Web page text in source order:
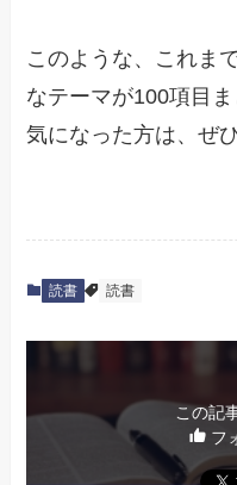
このような、これま
なテーマが100項目
気になった方は、ぜ
読書 読書
この記
フ